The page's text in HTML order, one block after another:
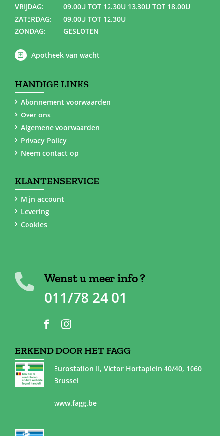
VRIJDAG:
09.00U TOT 12.30U 13.30U TOT 18.00U
ZATERDAG:
09.00U TOT 12.30U
ZONDAG:
GESLOTEN
Apotheek van wacht
HANDIGE LINKS
Abonnement voorwaarden
Over ons
Algemene voorwaarden
Privacy Policy
Neem contact op
KLANTENSERVICE
Mijn account
Levering
Cookies
Wenst u meer info ?
011/78 24 01
ERKEND DOOR HET FAGG
Eurostation II, Victor Hortaplein 40/40, 1060
Brussel
www.fagg.be